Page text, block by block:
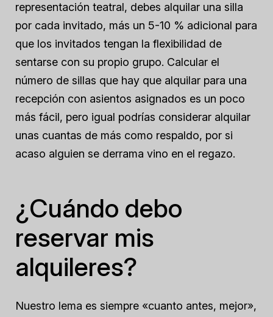
representación teatral, debes alquilar una silla
por cada invitado, más un 5-10 % adicional para
que los invitados tengan la flexibilidad de
sentarse con su propio grupo. Calcular el
número de sillas que hay que alquilar para una
recepción con asientos asignados es un poco
más fácil, pero igual podrías considerar alquilar
unas cuantas de más como respaldo, por si
acaso alguien se derrama vino en el regazo.
¿Cuándo debo
reservar mis
alquileres?
Nuestro lema es siempre «cuanto antes, mejor»,